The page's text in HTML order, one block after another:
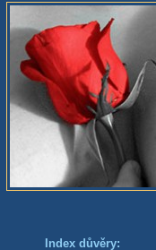
Index důvěry: